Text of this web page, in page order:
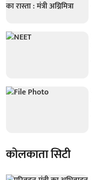
कोलकाता सिटी